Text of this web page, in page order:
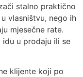
stalno praktično
vlasništvu, nego ih
mjesečne rate.
u prodaju ili se
klijente koji po